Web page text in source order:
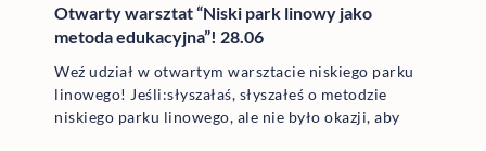
Otwarty warsztat “Niski park linowy jako
metoda edukacyjna”! 28.06
Weź udział w otwartym warsztacie niskiego parku
linowego! Jeśli:słyszałaś, słyszałeś o metodzie
niskiego parku linowego, ale nie było okazji, aby